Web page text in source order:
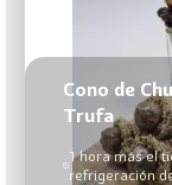
Cono de
Trufa
1 hora más el
refrigeración